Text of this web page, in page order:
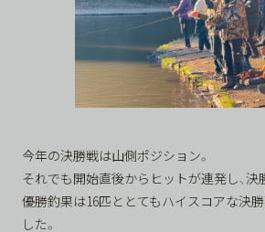
今年の決勝戦は山側ポジション。
それでも開始直後からヒットが連発し、
優勝釣果は16匹ととてもハイスコアな決
した。